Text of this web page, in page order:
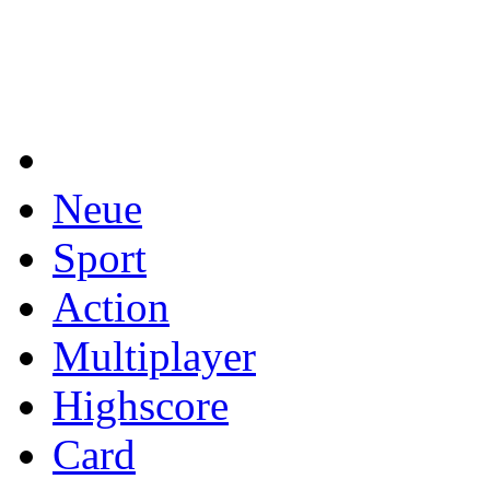
Neue
Sport
Action
Multiplayer
Highscore
Card